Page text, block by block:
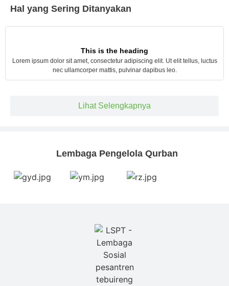
Hal yang Sering Ditanyakan
This is the heading
Lorem ipsum dolor sit amet, consectetur adipiscing elit. Ut elit tellus, luctus
nec ullamcorper mattis, pulvinar dapibus leo.
Lihat Selengkapnya
Lembaga Pengelola Qurban